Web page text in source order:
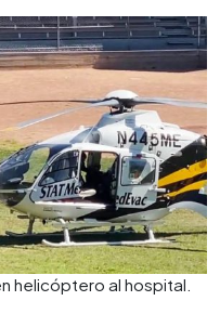
helicóptero al hospital.